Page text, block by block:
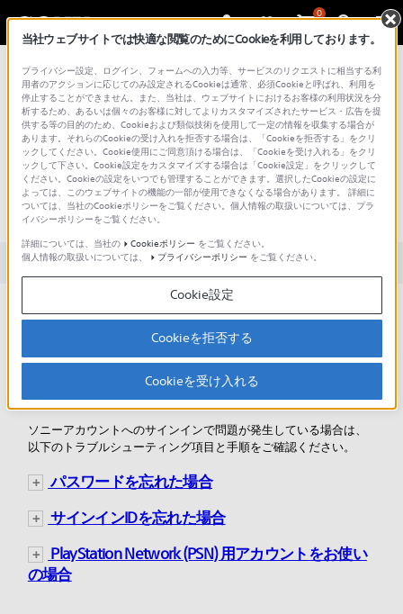
0
総合サポート・お問い合わせ VPL-GTZ270
文書番号 : 00399518 / 最終更新日 : 2026/05/13
ソニーアカウントのサインインで
困ったら
対象製品カテゴリー・製品
ど、様々なソニーグループのサービスで共通してご利用いただけ
ーアカウントのWebサイトで、登録済みのメールアドレスとパス
ワードを使用してサインインできます。
ソニーアカウントへのサインインで問題が発生している場合は、
以下のトラブルシューティング項目と手順をご確認ください。
パスワードを忘れた場合
サインインIDを忘れた場合
PlayStation Network (PSN) 用アカウントをお使い
の場合
当社ウェブサイトでは快適な閲覧のためにCookieを利用しております。
プライバシー設定、ログイン、フォームへの入力等、サービスのリクエストに相当する利
用者のアクションに応じてのみ設定されるCookieは通常、必須Cookieと呼ばれ、利用を
停止することができません。また、当社は、ウェブサイトにおけるお客様の利用状況を分
析するため、あるいは個々のお客様に対してよりカスタマイズされたサービス・広告を提
供する等の目的のため、Cookieおよび類似技術を使用して一定の情報を収集する場合が
あります。それらのCookieの受け入れを拒否する場合は、「Cookieを拒否する」をクリ
ックしてください。Cookie使用にご同意頂ける場合は、「Cookieを受け入れる」をクリ
ックして下さい。Cookie設定をカスタマイズする場合は「Cookie設定」をクリックして
ください。Cookieの設定をいつでも管理することができます。選択したCookieの設定に
よっては、このウェブサイトの機能の一部が使用できなくなる場合があります。 詳細に
ついては、当社のCookieポリシーをご覧ください。個人情報の取扱いについては、プラ
イバシーポリシーをご覧ください。
詳細については、当社の
Cookieポリシー をご覧ください。
個人情報の取扱いについては、
プライバシーポリシー をご覧ください。
Cookie設定
Cookieを拒否する
Cookieを受け入れる